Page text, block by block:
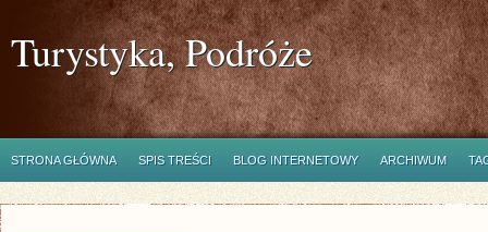
Turystyka, Podróże
STRONA GŁÓWNA SPIS TREŚCI BLOG INTERNETOWY ARCHIWUM